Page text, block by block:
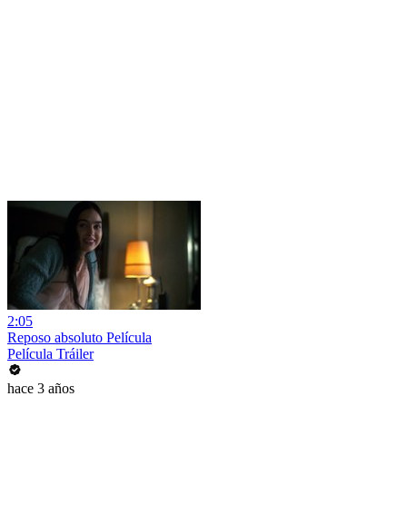
2:05
Reposo absoluto Película
Película Tráiler
hace 3 años